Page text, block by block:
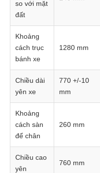
so với mặt
đất
Khoảng
cách trục
bánh xe
1280 mm
Chiều dài
yên xe
770 +/-10
mm
Khoảng
cách sàn
để chân
260 mm
Chiều cao
yên
760 mm